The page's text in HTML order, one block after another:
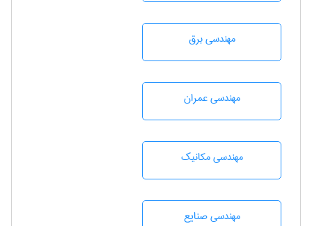
مهندسی برق
مهندسی عمران
مهندسی مکانیک
مهندسی صنايع